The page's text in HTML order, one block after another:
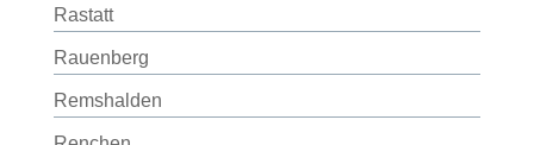
Rastatt
Rauenberg
Remshalden